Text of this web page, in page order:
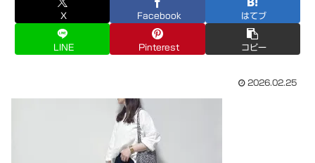
X Facebook はてブ
LINE Pinterest コピー
2026.02.25